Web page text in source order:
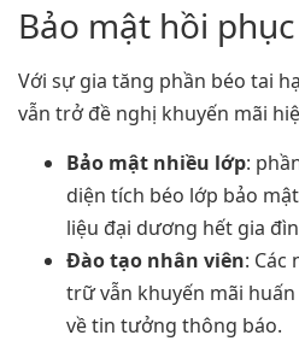
Bảo mật hồi phục
Với sự gia tăng phần béo tai
vẫn trở đề nghị khuyến mãi
Bảo mật nhiều lớp:
diện tích béo lớp bảo
liệu đại dương hết gia
Đào tạo nhân viên:
trữ vẫn khuyến mãi
về tin tưởng thông báo.